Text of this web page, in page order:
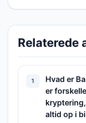
Relaterede
1
Hvad er
er
altid op i